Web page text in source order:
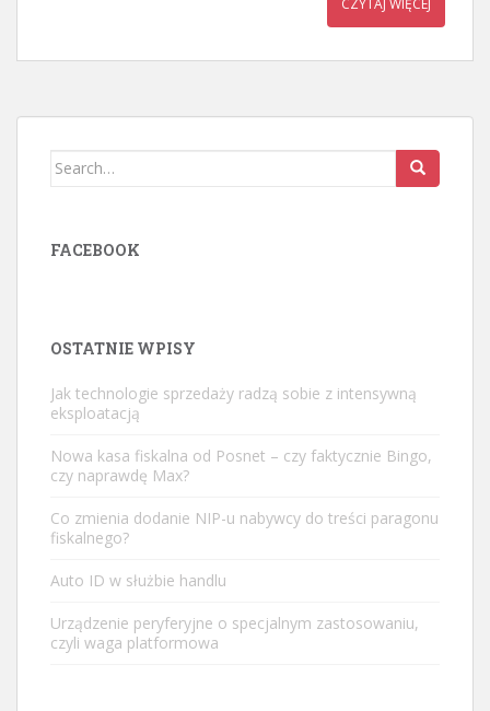
Search
FACEBOOK
OSTATNIE WPISY
Jak technologie sprzedaży radzą sobie z intensywną
eksploatacją
Nowa kasa fiskalna od Posnet – czy faktycznie Bingo,
czy naprawdę Max?
Co zmienia dodanie NIP-u nabywcy do treści paragonu
fiskalnego?
Auto ID w służbie handlu
Urządzenie peryferyjne o specjalnym zastosowaniu,
czyli waga platformowa